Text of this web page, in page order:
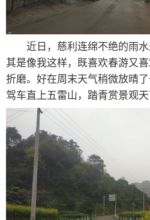
近日，慈利连绵不绝的雨水
其是像我这样，既喜欢春游又
折磨。好在周末天气稍微放晴了
驾车直上五雷山，踏青赏景观天